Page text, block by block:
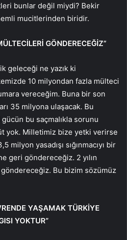
bunlar değil miydi? Bekir
mucitlerinden biridir.
GÖNDERECEĞİZ”
geleceği ne yazık ki
10 milyondan fazla mülteci
vereceğim. Buna bir son
35 milyona ulaşacak. Bu
bu saçmalıkla sorunu
yok. Milletimiz bize yetki verirse
milyon yasadışı sığınmacıyı bir
geri göndereceğiz. 2 yılın
Bu bizim sözümüz
YAŞAMAK TÜRKİYE
YOKTUR”